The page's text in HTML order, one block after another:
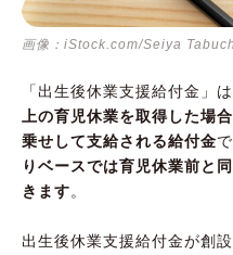
画像：iStock.com/Seiya
「出生後休業支援給付金」
上の育児休業を取得した場
乗せして支給される給付金
りベースでは育児休業前と
きます。
出生後休業支援給付金が創